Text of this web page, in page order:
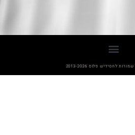
לחסידיש פלוס 2013-2026